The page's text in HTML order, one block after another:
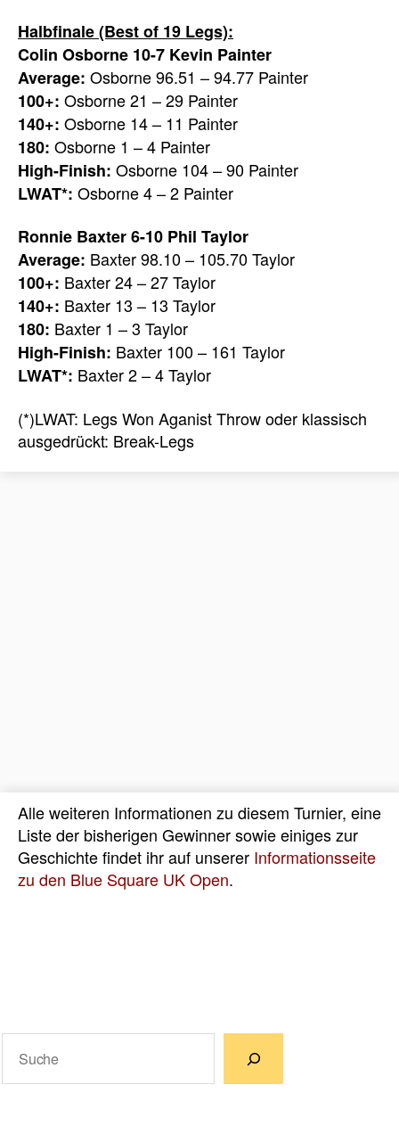
Halbfinale (Best of 19 Legs):
Colin Osborne 10-7 Kevin Painter
Average: Osborne 96.51 – 94.77 Painter
100+: Osborne 21 – 29 Painter
140+: Osborne 14 – 11 Painter
180: Osborne 1 – 4 Painter
High-Finish: Osborne 104 – 90 Painter
LWAT*: Osborne 4 – 2 Painter
Ronnie Baxter 6-10 Phil Taylor
Average: Baxter 98.10 – 105.70 Taylor
100+: Baxter 24 – 27 Taylor
140+: Baxter 13 – 13 Taylor
180: Baxter 1 – 3 Taylor
High-Finish: Baxter 100 – 161 Taylor
LWAT*: Baxter 2 – 4 Taylor
(*)LWAT: Legs Won Aganist Throw oder klassisch
ausgedrückt: Break-Legs
Alle weiteren Informationen zu diesem Turnier, eine
Liste der bisherigen Gewinner sowie einiges zur
Geschichte findet ihr auf unserer Informationsseite
zu den Blue Square UK Open.